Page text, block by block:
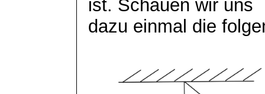
ist. Schauen wir uns
dazu einmal die